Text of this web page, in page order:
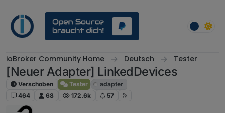
ioBroker Community Home Deutsch Tester
[Neuer Adapter] LinkedDevices
Verschoben Tester
adapter
464
68 172.6k 57